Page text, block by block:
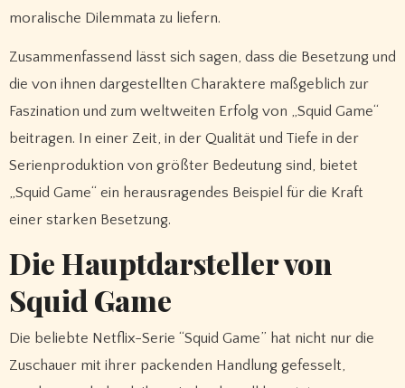
moralische Dilemmata zu liefern.
Zusammenfassend lässt sich sagen, dass die Besetzung und
die von ihnen dargestellten Charaktere maßgeblich zur
Faszination und zum weltweiten Erfolg von „Squid Game“
beitragen. In einer Zeit, in der Qualität und Tiefe in der
Serienproduktion von größter Bedeutung sind, bietet
„Squid Game“ ein herausragendes Beispiel für die Kraft
einer starken Besetzung.
Die Hauptdarsteller von
Squid Game
Die beliebte Netflix-Serie “Squid Game” hat nicht nur die
Zuschauer mit ihrer packenden Handlung gefesselt,